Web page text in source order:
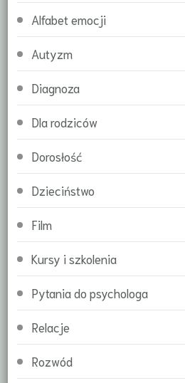
Alfabet emocji
Autyzm
Diagnoza
Dla rodziców
Dorosłość
Dzieciństwo
Film
Kursy i szkolenia
Pytania do psychologa
Relacje
Rozwód